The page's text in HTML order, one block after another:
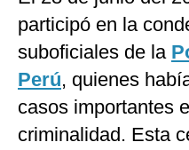
participó en la
suboficiales de la
Perú, quienes
casos importantes
criminalidad. Esta